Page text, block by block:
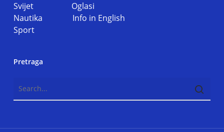
Svijet Oglasi
Nautika Info in English
Sport
Pretraga